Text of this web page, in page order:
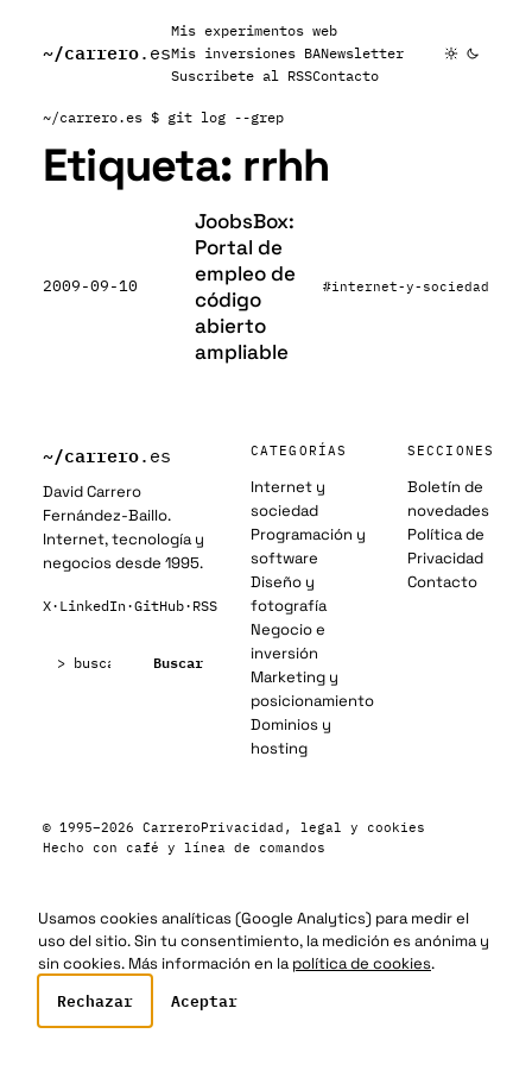
~/carrero.es
Mis experimentos web
Mis inversiones BANewsletter
Suscribete al RSSContacto
~/carrero.es $ git log --grep
Etiqueta: rrhh
2009-09-10
JoobsBox:
Portal de
empleo de
código
abierto
ampliable
#internet-y-sociedad
~/carrero.es
David Carrero
Fernández-Baillo.
Internet, tecnología y
negocios desde 1995.
X· LinkedIn·GitHub· RSS
Buscar
CATEGORÍAS
Internet y
sociedad
Programación y
software
Diseño y
fotografía
Negocio e
inversión
Marketing y
posicionamiento
Dominios y
hosting
SECCIONES
Boletín de
novedades
Política de
Privacidad
Contacto
© 1995–2026 CarreroPrivacidad, legal y cookies
Hecho con café y línea de comandos
Usamos cookies analíticas (Google Analytics) para medir el
uso del sitio. Sin tu consentimiento, la medición es anónima y
sin cookies. Más información en lapolítica de cookies.
Rechazar Aceptar